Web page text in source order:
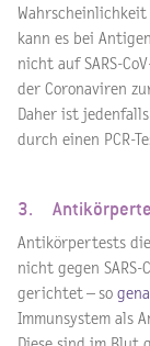
kann es bei
nicht auf SARS-
der Coronaviren
Daher ist
durch einen PCR-
3.
Antikörpertests
nicht gegen SARS-
gerichtet – so
Immunsystem als